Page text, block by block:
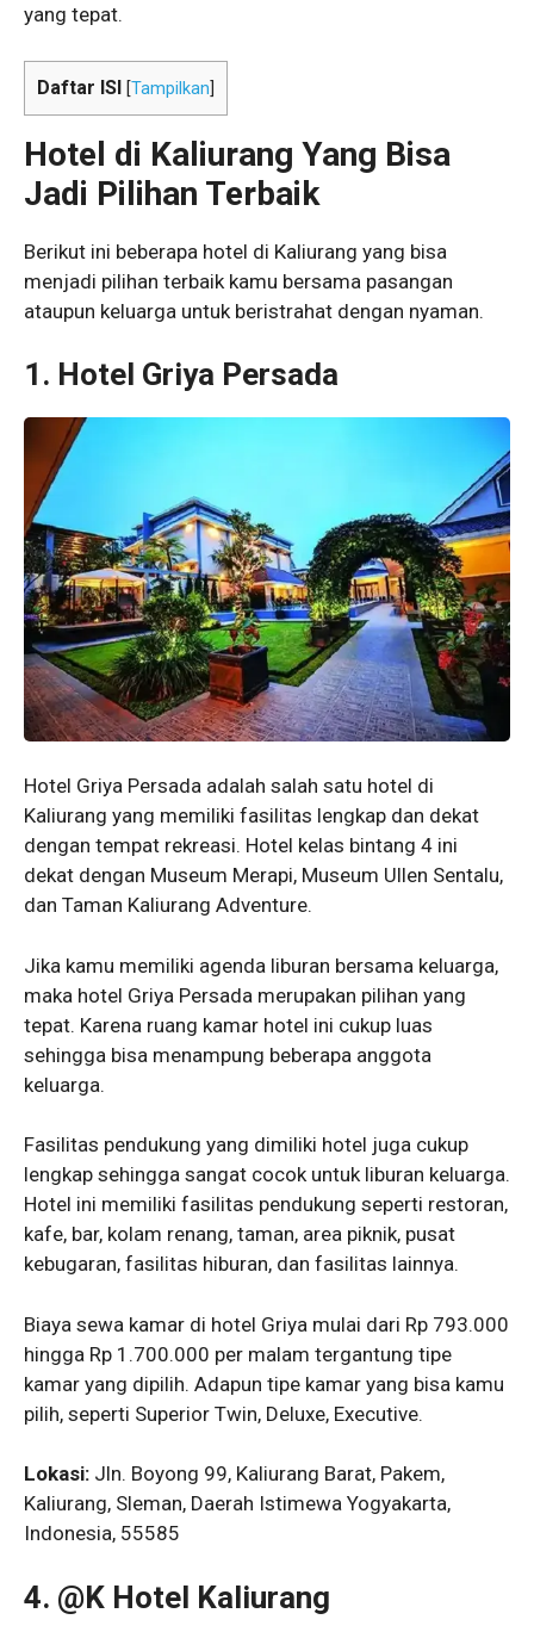
yang tepat.
Daftar ISI [Tampilkan
Hotel di Kaliurang Yang Bisa
Jadi Pilihan Terbaik
Berikut ini beberapa hotel di Kaliurang yang bisa
menjadi pilihan terbaik kamu bersama pasangan
ataupun keluarga untuk beristrahat dengan nyaman.
1. Hotel Griya Persada
Hotel Griya Persada adalah salah satu hotel di
Kaliurang yang memiliki fasilitas lengkap dan dekat
dengan tempat rekreasi. Hotel kelas bintang 4 ini
dekat dengan Museum Merapi, Museum Ullen Sentalu,
dan Taman Kaliurang Adventure.
Jika kamu memiliki agenda liburan bersama keluarga,
maka hotel Griya Persada merupakan pilihan yang
tepat. Karena ruang kamar hotel ini cukup luas
sehingga bisa menampung beberapa anggota
keluarga.
Fasilitas pendukung yang dimiliki hotel juga cukup
lengkap sehingga sangat cocok untuk liburan keluarga.
Hotel ini memiliki fasilitas pendukung seperti restoran,
kafe, bar, kolam renang, taman, area piknik, pusat
kebugaran, fasilitas hiburan, dan fasilitas lainnya.
Biaya sewa kamar di hotel Griya mulai dari Rp 793.000
hingga Rp 1.700.000 per malam tergantung tipe
kamar yang dipilih. Adapun tipe kamar yang bisa kamu
pilih, seperti Superior Twin, Deluxe, Executive.
Lokasi: Jln. Boyong 99, Kaliurang Barat, Pakem,
Kaliurang, Sleman, Daerah Istimewa Yogyakarta,
Indonesia, 55585
4. @K Hotel Kaliurang